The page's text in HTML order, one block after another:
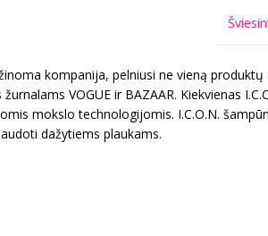
kompanija, pelniusi ne vieną
VOGUE ir BAZAAR. Kiekvienas
mokslo technologijomis. I.C.O.N.
dažytiems plaukams.